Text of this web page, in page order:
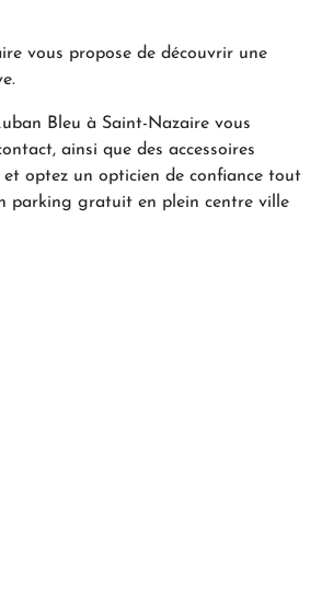
vous propose de découvrir une
Bleu à Saint-Nazaire vous
ainsi que des accessoires
optez un opticien de confiance tout
parking gratuit en plein centre ville